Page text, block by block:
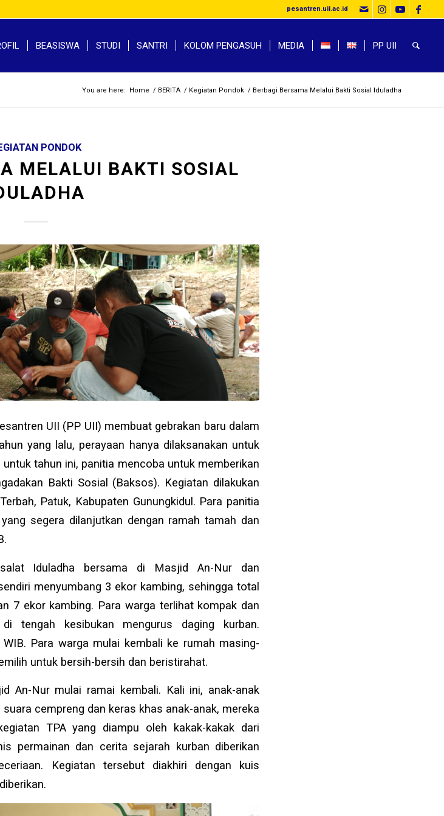
pesantren.uii.ac.id
BEASISWA STUDI SANTRI KOLOM PENGASUH MEDIA PP UII
You are here: Home / BERITA / Kegiatan Pondok / Berbagi Bersama Melalui Bakti Sosial Iduladha
PONDOK
MELALUI BAKTI SOSIAL
UII (PP UII) membuat gebrakan baru dalam
yang lalu, perayaan hanya dilaksanakan untuk
tahun ini, panitia mencoba untuk memberikan
Bakti Sosial (Baksos). Kegiatan dilakukan
Patuk, Kabupaten Gunungkidul. Para panitia
segera dilanjutkan dengan ramah tamah dan
Iduladha bersama di Masjid An-Nur dan
menyumbang 3 ekor kambing, sehingga total
7 ekor kambing. Para warga terlihat kompak dan
tengah kesibukan mengurus daging kurban.
Para warga mulai kembali ke rumah masing-
untuk bersih-bersih dan beristirahat.
An-Nur mulai ramai kembali. Kali ini, anak-anak
cempreng dan keras khas anak-anak, mereka
TPA yang diampu oleh kakak-kakak dari
permainan dan cerita sejarah kurban diberikan
Kegiatan tersebut diakhiri dengan kuis